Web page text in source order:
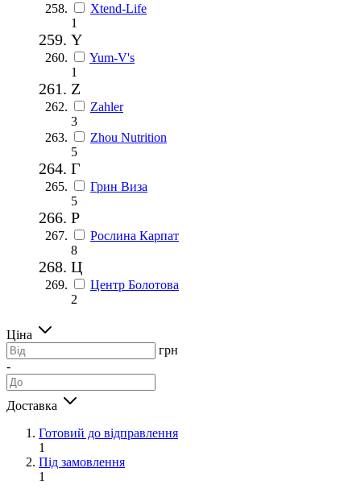
Xtend-Life
1
Y
Yum-V's
1
Z
Zahler
3
Zhou Nutrition
5
Г
Грин Виза
5
Р
Рослина Карпат
8
Ц
Центр Болотова
2
Ціна
грн
-
Доставка
Готовий до відправлення
1
Під замовлення
1